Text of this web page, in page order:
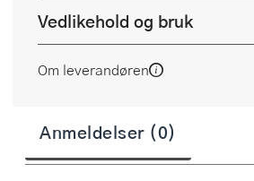
Vedlikehold og bruk
Om leverandøren
Anmeldelser (0)